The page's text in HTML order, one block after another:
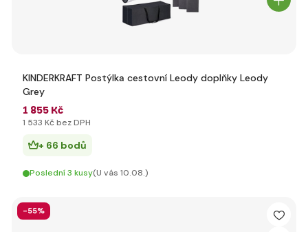
KINDERKRAFT Postýlka cestovní Leody doplňky Leody
Grey
1 855 Kč
1 533 Kč bez DPH
+ 66 bodů
Poslední 3 kusy(U vás 10.08.)
-55%